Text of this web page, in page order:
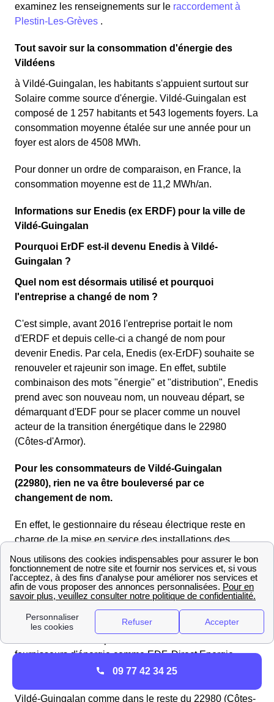
examinez les renseignements sur le raccordement à
Plestin-Les-Grèves .
Tout savoir sur la consommation d'énergie des
Vildéens
à Vildé-Guingalan, les habitants s'appuient surtout sur
Solaire comme source d'énergie. Vildé-Guingalan est
composé de 1 257 habitants et 543 logements foyers. La
consommation moyenne étalée sur une année pour un
foyer est alors de 4508 MWh.
Pour donner un ordre de comparaison, en France, la
consommation moyenne est de 11,2 MWh/an.
Informations sur Enedis (ex ERDF) pour la ville de
Vildé-Guingalan
Pourquoi ErDF est-il devenu Enedis à Vildé-
Guingalan ?
Quel nom est désormais utilisé et pourquoi
l'entreprise a changé de nom ?
C'est simple, avant 2016 l'entreprise portait le nom
d'ERDF et depuis celle-ci a changé de nom pour
devenir Enedis. Par cela, Enedis (ex-ErDF) souhaite se
renouveler et rajeunir son image. En effet, subtile
combinaison des mots "énergie" et "distribution", Enedis
prend avec son nouveau nom, un nouveau départ, se
démarquant d'EDF pour se placer comme un nouvel
acteur de la transition énergétique dans le 22980
(Côtes-d'Armor).
Pour les consommateurs de Vildé-Guingalan
(22980), rien ne va être bouleversé par ce
changement de nom.
En effet, le gestionnaire du réseau électrique reste en
charge de la mise en service des installations des
utilisateurs, de la réalisation du relevé de compteurs,
des pannes et autres urgences (coupure de courant par
exemple). Ainsi, les Vildéens pourront toujours contacter
Enedis (ERDF) pour effectuer une demande de
raccordement au réseau électrique.
fournisseurs d'énergie comme EDF, Direct Energie,
Engie etc... Elle ne s'occupe pas de votre contrat
Vildé-Guingalan comme dans le reste du 22980 (Côtes-
09 77 42 34 25